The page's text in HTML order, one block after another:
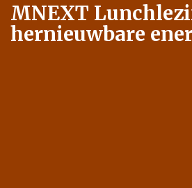
MNEXT
hernieuwbare